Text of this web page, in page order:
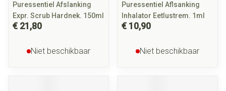
Puressentiel Afslanking
Expr. Scrub Hardnek. 150ml
€ 21,80
Niet beschikbaar
Puressentiel Aflsanking
Inhalator Eetlustrem. 1ml
€ 10,90
Niet beschikbaar